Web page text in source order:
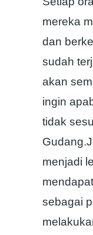
mereka
dan
sudah
akan
ingin
tidak
menjadi
sebagai